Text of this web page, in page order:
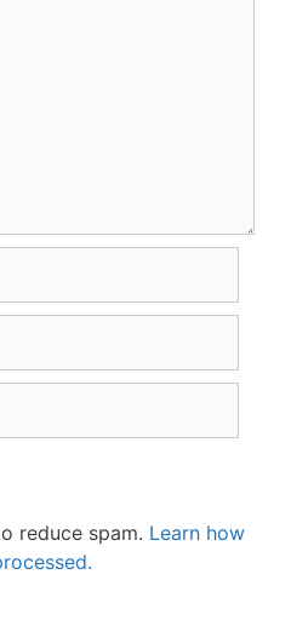
reduce spam. Learn how